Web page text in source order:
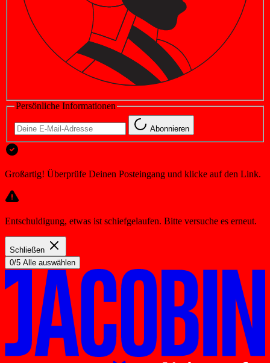
Persönliche Informationen
Abonnieren
Großartig! Überprüfe Deinen Posteingang und klicke auf den Link.
Entschuldigung, etwas ist schiefgelaufen. Bitte versuche es erneut.
Schließen
0/5 Alle auswählen